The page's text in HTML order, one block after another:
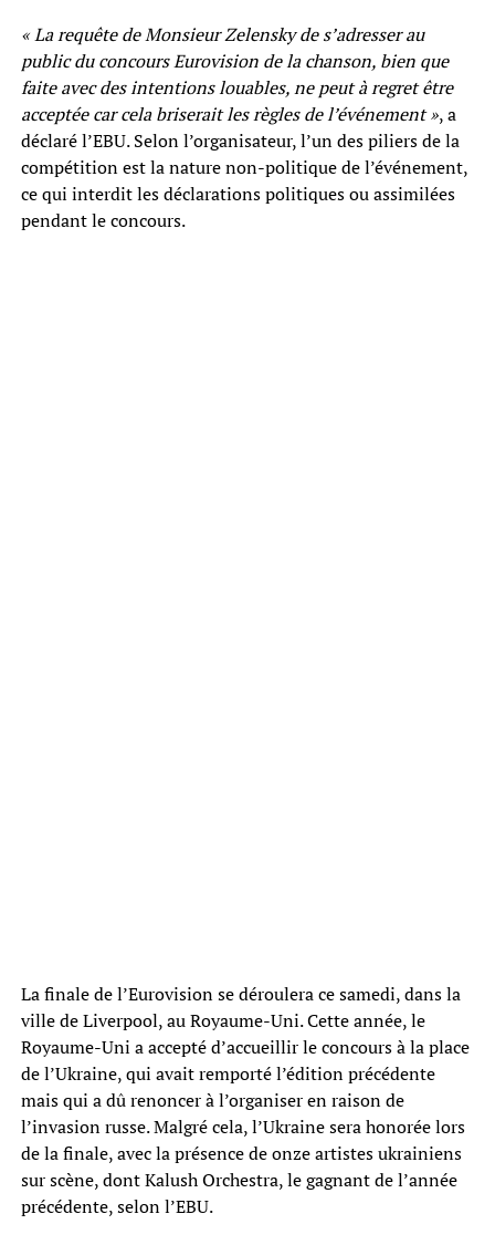
« La requête de Monsieur Zelensky de s’adresser au
public du concours Eurovision de la chanson, bien que
faite avec des intentions louables, ne peut à regret être
acceptée car cela briserait les règles de l’événement », a
déclaré l’EBU. Selon l’organisateur, l’un des piliers de la
compétition est la nature non-politique de l’événement,
ce qui interdit les déclarations politiques ou assimilées
pendant le concours.
La finale de l’Eurovision se déroulera ce samedi, dans la
ville de Liverpool, au Royaume-Uni. Cette année, le
Royaume-Uni a accepté d’accueillir le concours à la place
de l’Ukraine, qui avait remporté l’édition précédente
mais qui a dû renoncer à l’organiser en raison de
l’invasion russe. Malgré cela, l’Ukraine sera honorée lors
de la finale, avec la présence de onze artistes ukrainiens
sur scène, dont Kalush Orchestra, le gagnant de l’année
précédente, selon l’EBU.